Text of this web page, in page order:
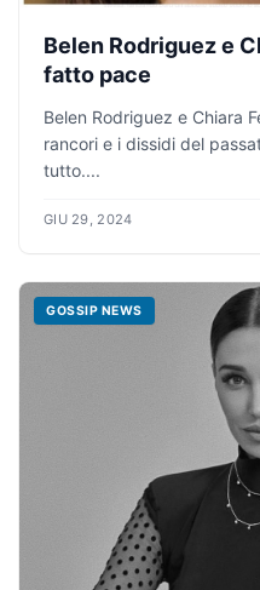
Belen Rodriguez e
fatto pace
Belen Rodriguez e Chiara
rancori e i dissidi del
tutto....
GIU 29, 2024
GOSSIP NEWS